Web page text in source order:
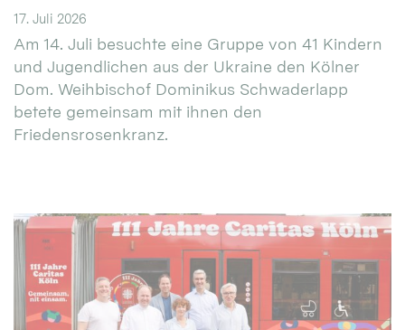
17. Juli 2026
Am 14. Juli besuchte eine Gruppe von 41 Kindern
und Jugendlichen aus der Ukraine den Kölner
Dom. Weihbischof Dominikus Schwaderlapp
betete gemeinsam mit ihnen den
Friedensrosenkranz.